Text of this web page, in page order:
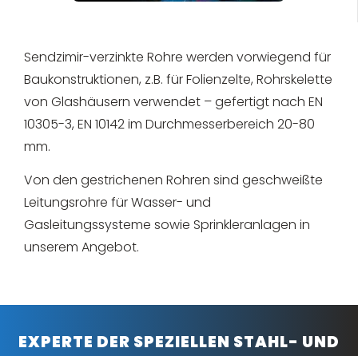
Sendzimir-verzinkte Rohre werden vorwiegend für
Baukonstruktionen, z.B. für Folienzelte, Rohrskelette
von Glashäusern verwendet – gefertigt nach EN
10305-3, EN 10142 im Durchmesserbereich 20-80
mm.
Von den gestrichenen Rohren sind geschweißte
Leitungsrohre für Wasser- und
Gasleitungssysteme sowie Sprinkleranlagen in
unserem Angebot.
EXPERTE DER SPEZIELLEN STAHL- UND